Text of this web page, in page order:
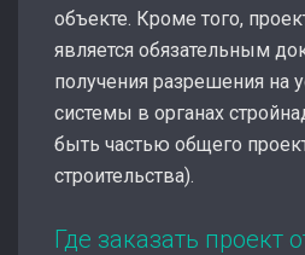
объекте. Кроме того,
является обязательным
получения разрешения на
системы в органах
быть частью общего
строительства).
Где заказать проект